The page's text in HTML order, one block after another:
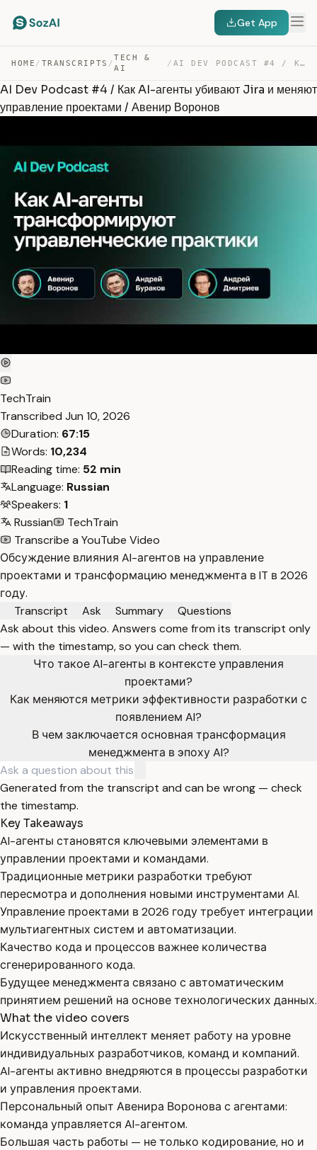
Get App
HOME / TRANSCRIPTS /
TECH &
AI
/ AI DEV PODCAST #4 / КАК AI-АГЕНТЫ УБИВАЮТ JIRA И МЕНЯЮТ… — TRANSCRIPT
AI Dev Podcast #4 / Как AI-агенты убивают Jira и меняют
управление проектами / Авенир Воронов
TechTrain
Transcribed Jun 10, 2026
Duration: 67:15
Words: 10,234
Reading time: 52 min
Language: Russian
Speakers: 1
Russian
TechTrain
Transcribe a YouTube Video
Обсуждение влияния AI-агентов на управление
проектами и трансформацию менеджмента в IT в 2026
году.
Transcript
Ask Summary
Questions
Ask about this video. Answers come from its transcript only
— with the timestamp, so you can check them.
Что такое AI-агенты в контексте управления
проектами?
Как меняются метрики эффективности разработки с
появлением AI?
В чем заключается основная трансформация
менеджмента в эпоху AI?
Generated from the transcript and can be wrong — check
the timestamp.
Key Takeaways
AI-агенты становятся ключевыми элементами в
управлении проектами и командами.
Традиционные метрики разработки требуют
пересмотра и дополнения новыми инструментами AI.
Управление проектами в 2026 году требует интеграции
мультиагентных систем и автоматизации.
Качество кода и процессов важнее количества
сгенерированного кода.
Будущее менеджмента связано с автоматическим
принятием решений на основе технологических данных.
What the video covers
Искусственный интеллект меняет работу на уровне
индивидуальных разработчиков, команд и компаний.
AI-агенты активно внедряются в процессы разработки
и управления проектами.
Персональный опыт Авенира Воронова с агентами:
команда управляется AI-агентом.
Большая часть работы — не только кодирование, но и